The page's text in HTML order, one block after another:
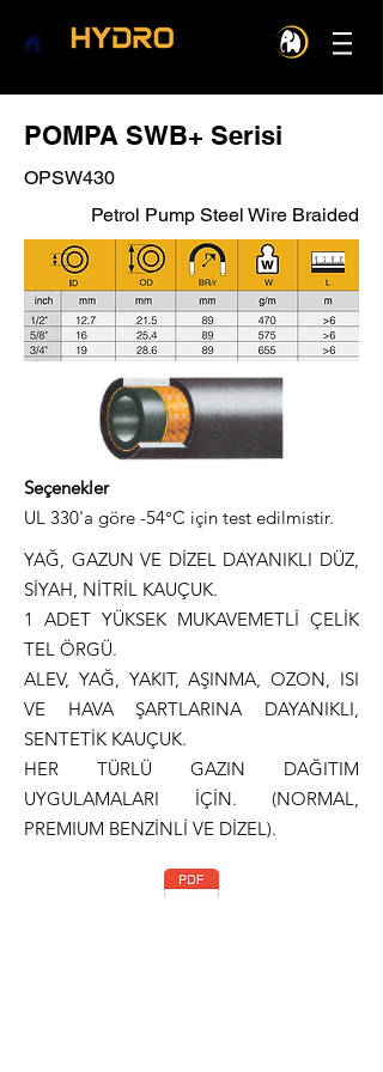
POMPA SWB+ Serisi
OPSW430
Petrol Pump Steel Wire Braided
Seçenekler
UL 330'a göre -54°C için test edilmistir.
YAĞ, GAZUN VE DİZEL DAYANIKLI DÜZ,
SİYAH, NİTRİL KAUÇUK.
1 ADET YÜKSEK MUKAVEMETLİ ÇELİK
TEL ÖRGÜ.
ALEV, YAĞ, YAKIT, AŞINMA, OZON, ISI
VE HAVA ŞARTLARINA DAYANIKLI,
SENTETİK KAUÇUK.
HER TÜRLÜ GAZIN DAĞITIM
UYGULAMALARI İÇİN. (NORMAL,
PREMIUM BENZİNLİ VE DİZEL).